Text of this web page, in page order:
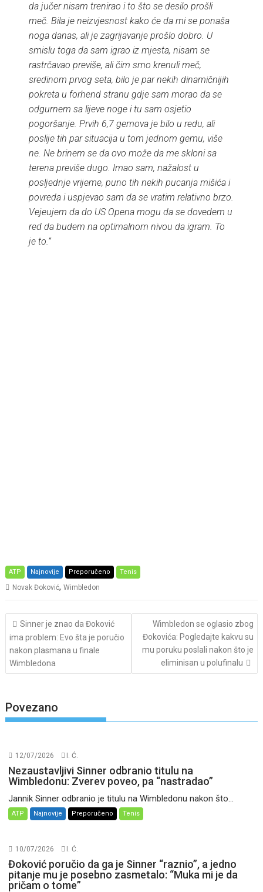
da jučer nisam trenirao i to što se desilo prošli
meč. Bila je neizvjesnost kako će da mi se ponaša
noga danas, ali je zagrijavanje prošlo dobro. U
smislu toga da sam igrao iz mjesta, nisam se
rastrčavao previše, ali čim smo krenuli meč,
sredinom prvog seta, bilo je par nekih dinamičnijih
pokreta u forhend stranu gdje sam morao da se
odgurnem sa lijeve noge i tu sam osjetio
pogoršanje. Prvih 6,7 gemova je bilo u redu, ali
poslije tih par situacija u tom jednom gemu, više
ne. Ne brinem se da ovo može da me skloni sa
terena previše dugo. Imao sam, nažalost u
posljednje vrijeme, puno tih nekih pucanja mišića i
povreda i uspjevao sam da se vratim relativno brzo.
Vejeujem da do US Opena mogu da se dovedem u
red da budem na optimalnom nivou da igram. To
je to.”
ATP Najnovije Preporučeno Tenis
Novak Đoković,Wimbledon
Post
navigation
Sinner je znao da Đoković
ima problem: Evo šta je poručio
nakon plasmana u finale
Wimbledona
Wimbledon se oglasio zbog
Đokovića: Pogledajte kakvu su
mu poruku poslali nakon što je
eliminisan u polufinalu
Povezano
12/07/2026 I. Ć.
Nezaustavljivi Sinner odbranio titulu na
Wimbledonu: Zverev poveo, pa “nastradao”
Jannik Sinner odbranio je titulu na Wimbledonu nakon što...
ATP Najnovije Preporučeno Tenis
10/07/2026 I. Ć.
Đoković poručio da ga je Sinner “raznio”, a jedno
pitanje mu je posebno zasmetalo: “Muka mi je da
pričam o tome”